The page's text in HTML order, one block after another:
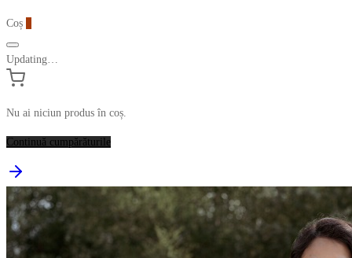
Coș
Updating…
Nu ai niciun produs în coș.
Continuă cumpărăturile